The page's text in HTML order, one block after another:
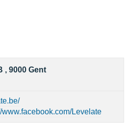
, 9000 Gent
www.facebook.com/Levelate